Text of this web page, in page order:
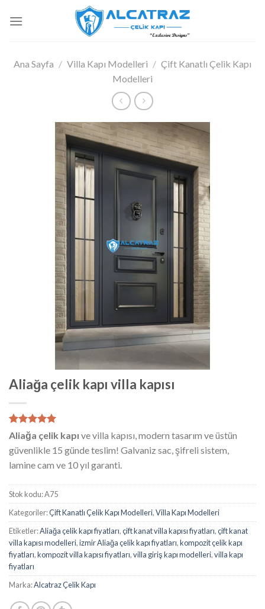
atla
Ana Sayfa / Villa Kapı Modelleri / Çift Kanatlı Çelik Kapı
Modelleri
Aliağa çelik kapı villa kapısı
1
müşteri
puanına
dayanarak
5 üzerinden
5.00puan
Aliağa çelik kapı ve villa kapısı, modern tasarım ve üstün
güvenlikle 15 günde teslim! Galvaniz sac, şifreli sistem,
lamine cam ve 10 yıl garanti.
Stok kodu:A75
Kategoriler:Çift Kanatlı Çelik Kapı Modelleri,Villa Kapı Modelleri
Etiketler:Aliağa çelik kapı fiyatları,çift kanat villa kapısı fiyatları,çift kanat
villa kapısı modelleri,izmir Aliağa çelik kapı fiyatları,kompozit çelik kapı
fiyatları,kompozit villa kapısı fiyatları,villa giriş kapı modelleri,villa kapı
fiyatları
Marka:Alcatraz Çelik Kapı